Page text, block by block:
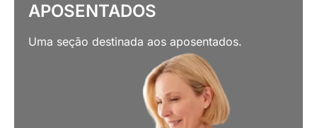
APOSENTADOS
Uma seção destinada aos aposentados.